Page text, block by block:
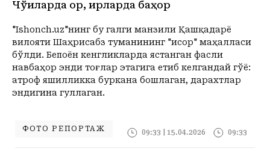
Спорт
Жамият
ТАҲЛИЛ
ХОРИЖ
Иқтисод
Сиёсат
ЎЗГАЧА РАКУРС
ҲОДИСА
Telefon raqamingizni kiritng
Tasdiqlash kodini SMS orqali yuboramiz
Менинг саҳифам
Сақланганлар
Chiqish
Toshkent Shahar
Dushanba, 10-August
+37 C
+37 C+36 C+37 C +37
Чўққиларда қор, қирларда баҳор
"Ishonch.uz"нинг бу галги манзили Қашқадарё
вилояти Шаҳрисабз туманининг "Ҳисор" маҳалласи
бўлди. Бепоён кенгликларда ястанган фасли
навбаҳор энди тоғлар этагига етиб келгандай гўё:
атроф яшилликка буркана бошлаган, дарахтлар
эндигина гуллаган.
ФОТО РЕПОРТАЖ 09:33 | 15.04.2026 09:33